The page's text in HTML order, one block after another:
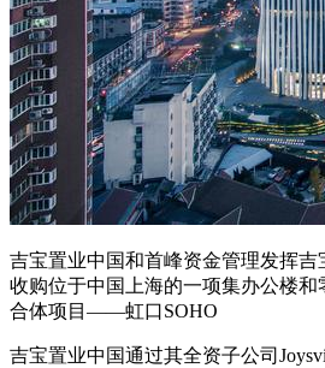
吉宝置业中国和首峰资金管理发挥
收购位于中国上海的一项集办公楼
合体项目——虹口SOHO
吉宝置业中国通过其全资子公司